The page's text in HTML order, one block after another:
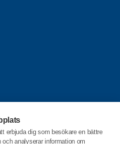
erbjuda dig som besökare en bättre
analyserar information om